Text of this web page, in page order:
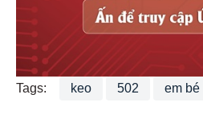
Tags: keo 502 em bé